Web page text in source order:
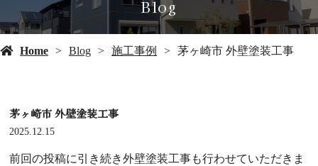
Blog
Home Blog 施工事例 茅ヶ崎市 外壁塗装工事
茅ヶ崎市 外壁塗装工事
2025.12.15
前回の投稿に引き続き外壁塗装工事も行わせていただきま